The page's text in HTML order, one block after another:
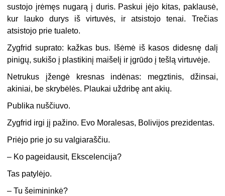
sustojo įrėmęs nugarą į duris. Paskui įėjo kitas, paklausė,
kur lauko durys iš virtuvės, ir atsistojo tenai. Trečias
atsistojo prie tualeto.
Zygfrid suprato: kažkas bus. Išėmė iš kasos didesnę dalį
pinigų, sukišo į plastikinį maišelį ir įgrūdo į tešlą virtuvėje.
Netrukus įžengė kresnas indėnas: megztinis, džinsai,
akiniai, be skrybėlės. Plaukai uždribę ant akių.
Publika nuščiuvo.
Zygfrid irgi jį pažino. Evo Moralesas, Bolivijos prezidentas.
Priėjo prie jo su valgiaraščiu.
– Ko pageidausit, Ekscelencija?
Tas patylėjo.
– Tu šeimininkė?